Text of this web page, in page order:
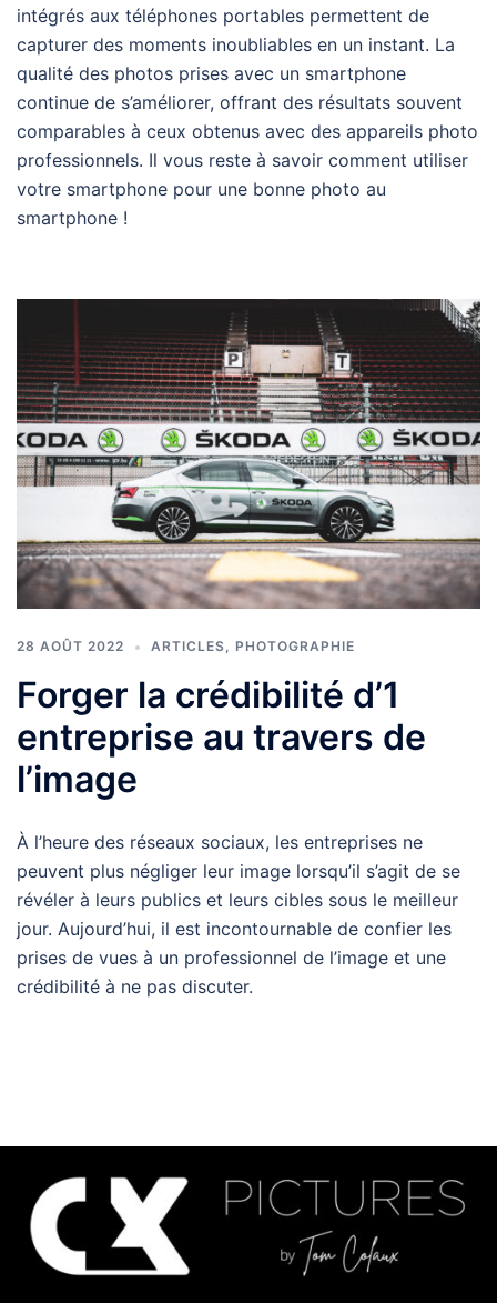
intégrés aux téléphones portables permettent de
capturer des moments inoubliables en un instant. La
qualité des photos prises avec un smartphone
continue de s’améliorer, offrant des résultats souvent
comparables à ceux obtenus avec des appareils photo
professionnels. Il vous reste à savoir comment utiliser
votre smartphone pour une bonne photo au
smartphone !
28 AOÛT 2022 ARTICLES PHOTOGRAPHIE
Forger la crédibilité d’1
entreprise au travers de
l’image
À l’heure des réseaux sociaux, les entreprises ne
peuvent plus négliger leur image lorsqu’il s’agit de se
révéler à leurs publics et leurs cibles sous le meilleur
jour. Aujourd’hui, il est incontournable de confier les
prises de vues à un professionnel de l’image et une
crédibilité à ne pas discuter.